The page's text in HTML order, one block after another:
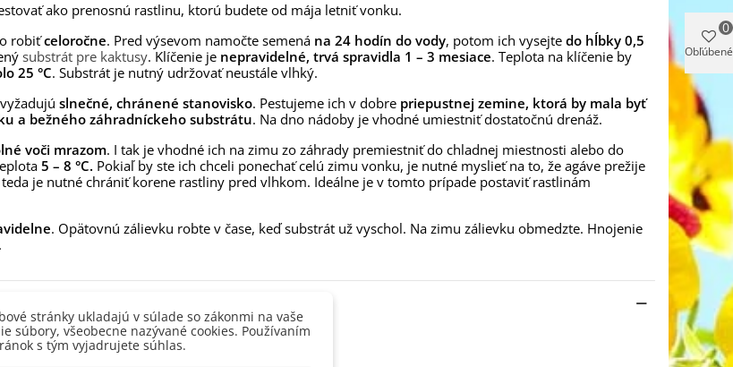
na malú
disk...
Cidera -
- semená -...
Lilium -
žltá -
Blue -
Eukalyptus...
ako prenosnú rastlinu, ktorú budete od mája letniť vonku.
robiťceloročne. Pred výsevom namočte semená na 24 hodín do vody, potom ich vysejte do hĺbky 0,5
substrát pre kaktusy. Klíčenie je nepravidelné, trvá spravidla 1 – 3 mesiace. Teplota na klíčenie by
25 °C. Substrát je nutný udržovať neustále vlhký.
slnečné, chránené stanovisko. Pestujeme ich v dobre priepustnej zemine, ktorá by mala byť
a bežného záhradníckeho substrátu. Na dno nádoby je vhodné umiestniť dostatočnú drenáž.
voči mrazom. I tak je vhodné ich na zimu zo záhrady premiestniť do chladnej miestnosti alebo do
5 – 8 °C. Pokiaľ by ste ich chceli ponechať celú zimu vonku, je nutné myslieť na to, že agáve prežije
je nutné chrániť korene rastliny pred vlhkom. Ideálne je v tomto prípade postaviť rastlinám
. Opätovnú zálievku robte v čase, keď substrát už vyschol. Na zimu zálievku obmedzte. Hnojenie
V interiéri - dnu
Obľúbené
0
stránky ukladajú v súlade so zákonmi na vaše
súbory, všeobecne nazývané cookies. Používaním
s tým vyjadrujete súhlas.